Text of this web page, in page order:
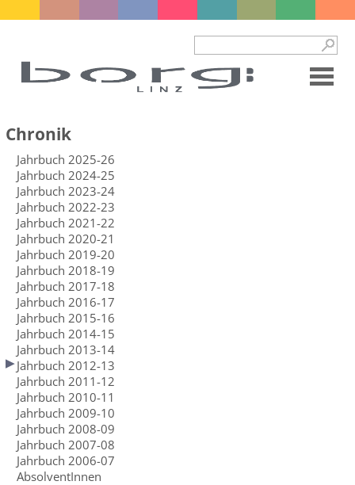
Chronik
Jahrbuch 2025-26
Jahrbuch 2024-25
Jahrbuch 2023-24
Jahrbuch 2022-23
Jahrbuch 2021-22
Jahrbuch 2020-21
Jahrbuch 2019-20
Jahrbuch 2018-19
Jahrbuch 2017-18
Jahrbuch 2016-17
Jahrbuch 2015-16
Jahrbuch 2014-15
Jahrbuch 2013-14
Jahrbuch 2012-13
Jahrbuch 2011-12
Jahrbuch 2010-11
Jahrbuch 2009-10
Jahrbuch 2008-09
Jahrbuch 2007-08
Jahrbuch 2006-07
AbsolventInnen